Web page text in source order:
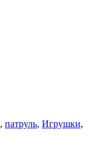
, патруль, Игрушки,